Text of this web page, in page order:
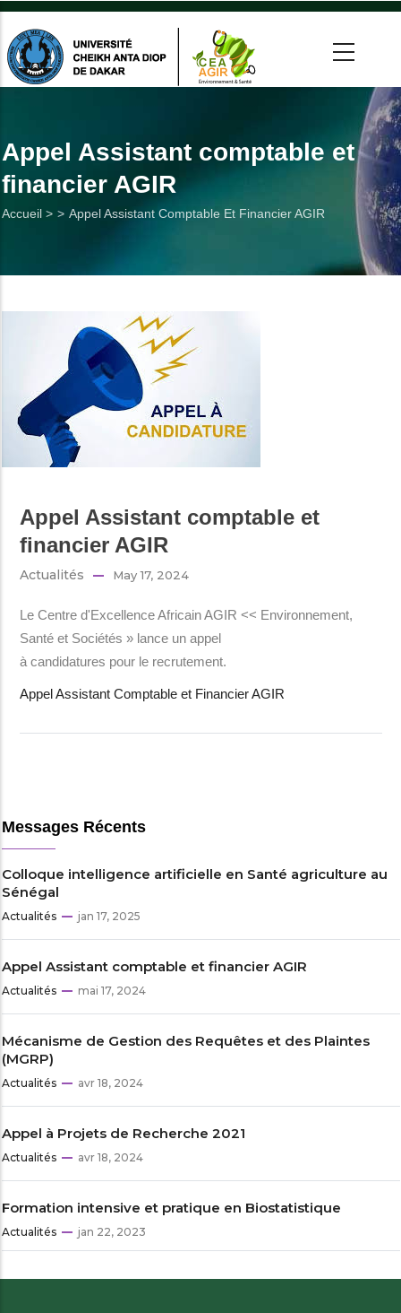
Aller
contenu
principal
Appel Assistant comptable et
financier AGIR
Fil
Accueil > Appel Assistant Comptable Et Financier AGIR
Appel Assistant comptable et
financier AGIR
Actualités May 17, 2024
Le Centre d'Excellence Africain AGIR << Environnement,
Santé et Sociétés » lance un appel
à candidatures pour le recrutement.
Appel Assistant Comptable et Financier AGIR
Messages Récents
Colloque intelligence artificielle en Santé agriculture au
Sénégal
Actualités jan 17, 2025
Appel Assistant comptable et financier AGIR
Actualités mai 17, 2024
Mécanisme de Gestion des Requêtes et des Plaintes
(MGRP)
Actualités avr 18, 2024
Appel à Projets de Recherche 2021
Actualités avr 18, 2024
Formation intensive et pratique en Biostatistique
Actualités jan 22, 2023